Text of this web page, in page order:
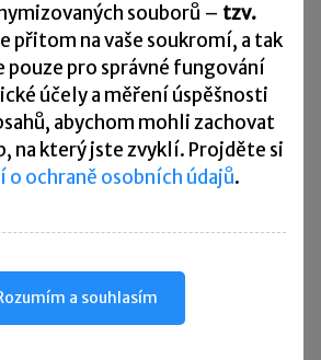
Načítám
hodnoty
Více ▼
Majetkové daně
souborů – tzv.
přitom na vaše soukromí, a tak
pouze pro správné fungování
účely a měření úspěšnosti
abychom mohli zachovat
na který jste zvyklí. Projděte si
o ochraně osobních údajů.
a souhlasím